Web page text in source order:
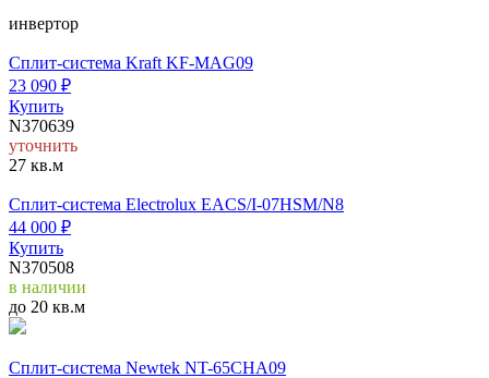
инвертор
Cплит-система Kraft KF-MAG09
23 090 ₽
Купить
N370639
уточнить
27 кв.м
Cплит-система Electrolux EACS/I-07HSM/N8
44 000 ₽
Купить
N370508
в наличии
до 20 кв.м
Сплит-система Newtek NT-65CHA09